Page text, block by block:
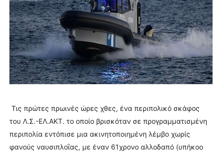
Τις πρώτες πρωινές ώρες χθες, ένα περιπολικό σκάφος
του Λ.Σ.-ΕΛ.ΑΚΤ. το οποίο βρισκόταν σε προγραμματισμένη
περιπολία εντόπισε μια ακινητοποιημένη λέμβο χωρίς
φανούς ναυσιπλοΐας, με έναν 61χρονο αλλοδαπό (υπήκοο